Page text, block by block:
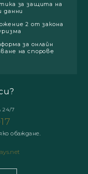
за защита на
данни
2 от закона
за онлайн
на спорове
7
обаждане.